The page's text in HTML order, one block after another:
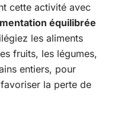
cette activité avec
équilibrée
les aliments
fruits, les légumes,
entiers, pour
la perte de